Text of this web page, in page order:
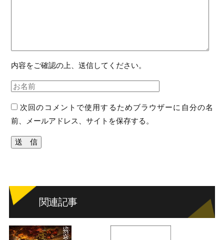
内容をご確認の上、送信してください。
次回のコメントで使用するためブラウザーに自分の名
前、メールアドレス、サイトを保存する。
関連記事